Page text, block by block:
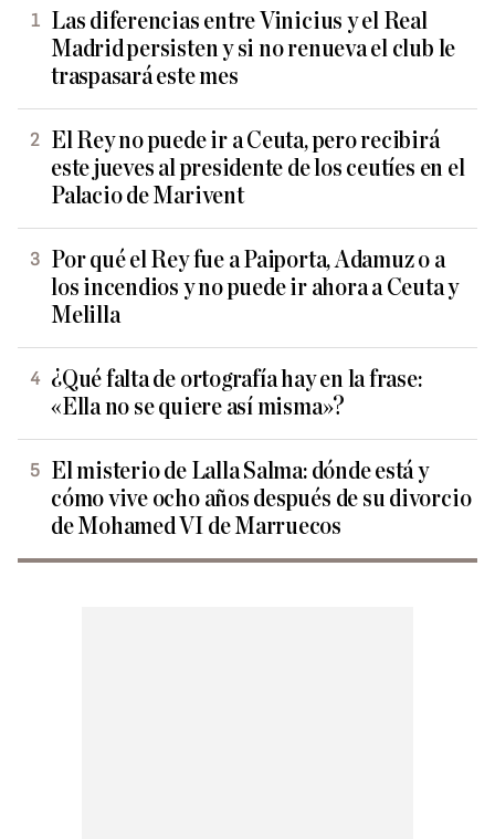
Las diferencias entre Vinicius y el Real
Madrid persisten y si no renueva el club le
traspasará este mes
El Rey no puede ir a Ceuta, pero recibirá
este jueves al presidente de los ceutíes en el
Palacio de Marivent
Por qué el Rey fue a Paiporta, Adamuz o a
los incendios y no puede ir ahora a Ceuta y
Melilla
¿Qué falta de ortografía hay en la frase:
«Ella no se quiere así misma»?
El misterio de Lalla Salma: dónde está y
cómo vive ocho años después de su divorcio
de Mohamed VI de Marruecos